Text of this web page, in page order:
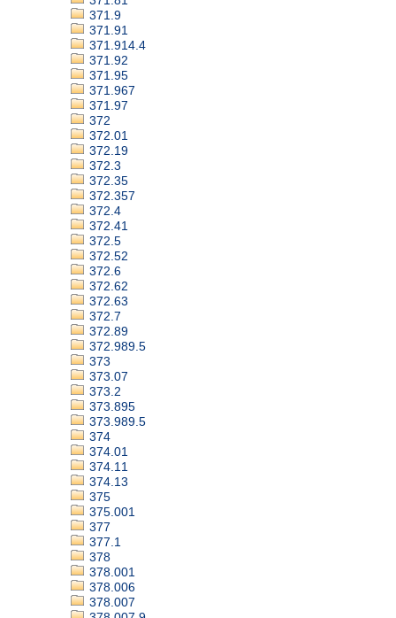
371.9
371.91
371.914.4
371.92
371.95
371.967
371.97
372
372.01
372.19
372.3
372.35
372.357
372.4
372.41
372.5
372.52
372.6
372.62
372.63
372.7
372.89
372.989.5
373
373.07
373.2
373.895
373.989.5
374
374.01
374.11
374.13
375
375.001
377
377.1
378
378.001
378.006
378.007